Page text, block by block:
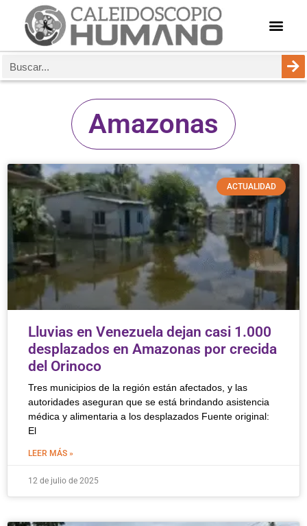
Amazonas
ACTUALIDAD
Lluvias en Venezuela dejan casi 1.000
desplazados en Amazonas por crecida
del Orinoco
Tres municipios de la región están afectados, y las
autoridades aseguran que se está brindando asistencia
médica y alimentaria a los desplazados Fuente original:
El
LEER MÁS »
12 de julio de 2025